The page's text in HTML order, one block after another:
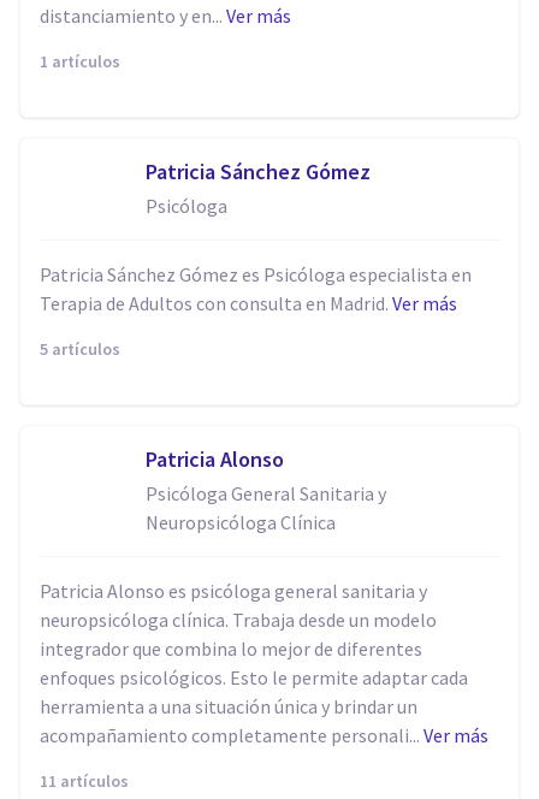
distanciamiento y en... Ver más
1 artículos
Patricia Sánchez Gómez
Psicóloga
Patricia Sánchez Gómez es Psicóloga especialista en
Terapia de Adultos con consulta en Madrid. Ver más
5 artículos
Patricia Alonso
Psicóloga General Sanitaria y
Neuropsicóloga Clínica
Patricia Alonso es psicóloga general sanitaria y
neuropsicóloga clínica. Trabaja desde un modelo
integrador que combina lo mejor de diferentes
enfoques psicológicos. Esto le permite adaptar cada
herramienta a una situación única y brindar un
acompañamiento completamente personali... Ver más
11 artículos